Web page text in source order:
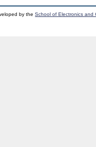
by theSchool of Electronics and